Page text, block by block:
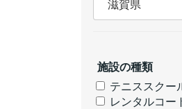
施設の種類
テニススクー
レンタルコー